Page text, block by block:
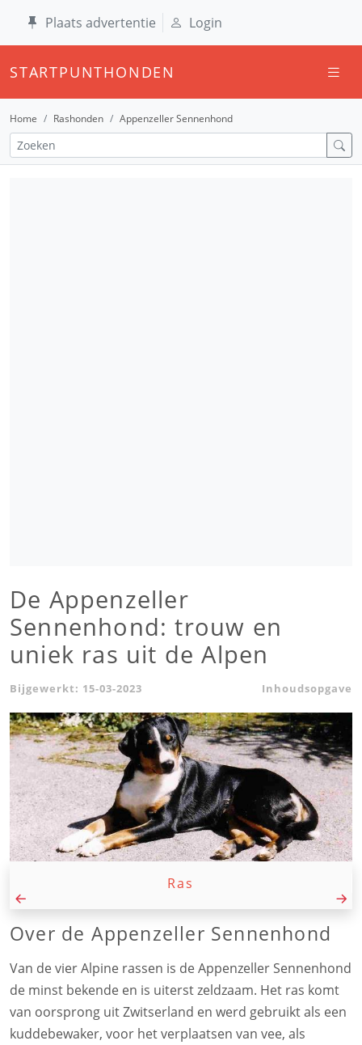
Plaats advertentie Login
STARTPUNTHONDEN
Home Rashonden Appenzeller Sennenhond
De Appenzeller
Sennenhond: trouw en
uniek ras uit de Alpen
Bijgewerkt: 15-03-2023 Inhoudsopgave
Ras
Over de Appenzeller Sennenhond
Van de vier Alpine rassen is de Appenzeller Sennenhond
de minst bekende en is uiterst zeldzaam. Het ras komt
van oorsprong uit Zwitserland en werd gebruikt als een
kuddebewaker, voor het verplaatsen van vee, als